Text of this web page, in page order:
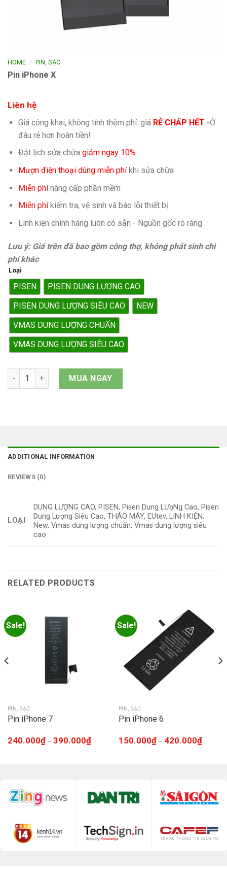
HOME / PIN, SẠC
Pin iPhone X
Liên hệ
Giá công khai, không tính thêm phí: giá RẺ CHẤP HẾT -Ở
đâu rẻ hơn hoàn tiền!
Đặt lịch sửa chữa giảm ngay 10%
Mượn điện thoại dùng miễn phíkhi sửa chữa
Miễn phínâng cấp phần mềm
Miễn phíkiếm tra, vệ sinh và báo lỗi thiết bị
Linh kiện chính hãng luôn có sẵn - Nguồn gốc rõ ràng
Lưu ý: Giá trên đã bao gồm công thợ, không phát sinh chi
phí khác
Loại
PISEN
PISEN DUNG LƯỢNG CAO
PISEN DUNG LƯỢNG SIÊU CAO
NEW
VMAS DUNG LƯỢNG CHUẨN
VMAS DUNG LƯỢNG SIÊU CAO
Pin iPhone X quantityMUA NGAY
ADDITIONAL INFORMATION
REVIEWS (0)
LOẠI
DUNG LƯỢNG CAO, PISEN, Pisen Dung LƯợNg Cao, Pisen
Dung Lượng Siêu Cao, THÁO MÁY, EUtev, LINH KIỆN,
New, Vmas dung lượng chuẩn, Vmas dung lượng siêu
cao
RELATED PRODUCTS
Sale!
PIN, SẠC
Pin iPhone 7
240.000₫– 390.000₫
Sale!
PIN, SẠC
Pin iPhone 6
150.000₫– 420.000₫